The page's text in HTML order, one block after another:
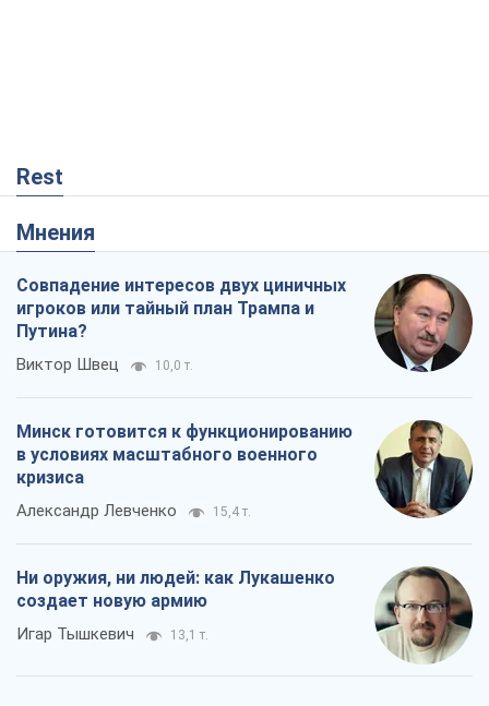
Rest
Мнения
Совпадение интересов двух циничных
игроков или тайный план Трампа и
Путина?
Виктор Швец 10,0 т.
Минск готовится к функционированию
в условиях масштабного военного
кризиса
Александр Левченко 15,4 т.
Ни оружия, ни людей: как Лукашенко
создает новую армию
Игар Тышкевич 13,1 т.